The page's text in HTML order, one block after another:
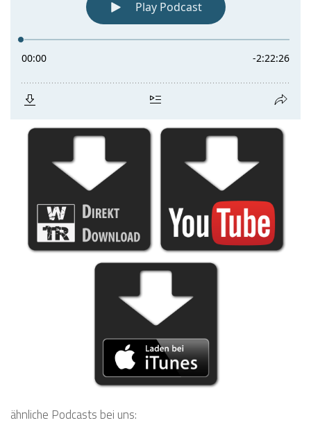
ähnliche Podcasts bei uns: